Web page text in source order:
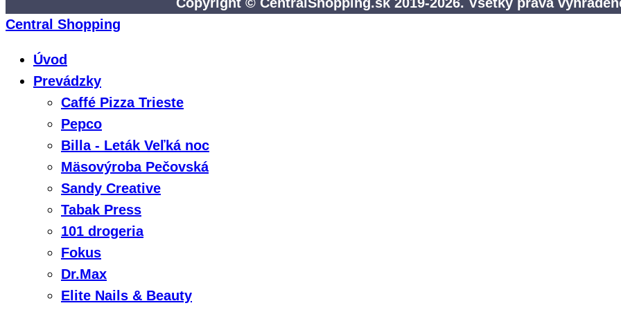
Central Shopping
Úvod
Prevádzky
Caffé Pizza Trieste
Pepco
Billa - Leták Veľká noc
Mäsovýroba Pečovská
Sandy Creative
Tabak Press
101 drogeria
Fokus
Dr.Max
Elite Nails & Beauty